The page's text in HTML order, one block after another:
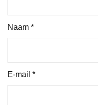
Naam *
E-mail *